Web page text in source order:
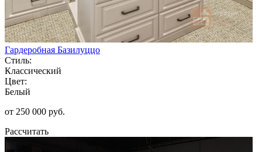
Гардеробная Базилуццо
Стиль:
Классический
Цвет:
Белый
от 250 000 руб.
Рассчитать